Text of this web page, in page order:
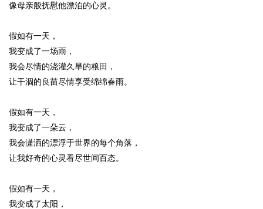
像母亲般抚慰他漂泊的心灵。
假如有一天，
我变成了一场雨，
我会尽情的浇灌久旱的粮田，
让干涸的良苗尽情享受绵绵春雨。
假如有一天，
我变成了一朵云，
我会潇洒的漂浮于世界的每个角落，
让我好奇的心灵看尽世间百态。
假如有一天，
我变成了太阳，